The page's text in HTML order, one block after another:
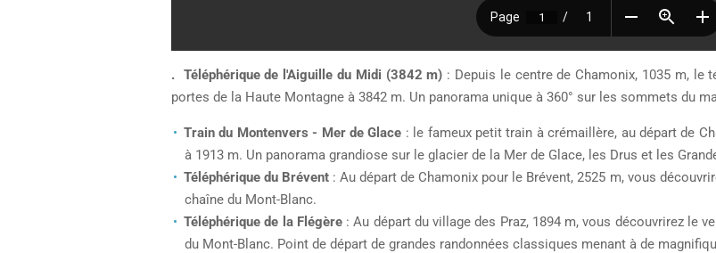
. Téléphérique de l'Aiguille du Midi (3842 m) : Depuis le centre de Chamonix, 1035 m, le
portes de la Haute Montagne à 3842 m. Un panorama unique à 360° sur les sommets du
Train du Montenvers - Mer de Glace : le fameux petit train à crémaillère, au départ de
à 1913 m. Un panorama grandiose sur le glacier de la Mer de Glace, les Drus et les
Téléphérique du Brévent : Au départ de Chamonix pour le Brévent, 2525 m, vous
chaîne du Mont-Blanc.
Téléphérique de la Flégère : Au départ du village des Praz, 1894 m, vous découvrirez le
du Mont-Blanc. Point de départ de grandes randonnées classiques menant à de